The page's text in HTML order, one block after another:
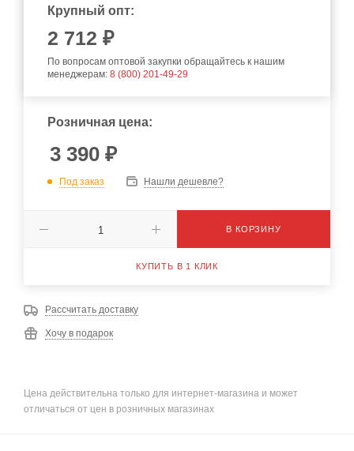
Крупный опт:
2 712 ₽
По вопросам оптовой закупки обращайтесь к нашим
менеджерам: 8 (800) 201-49-29
Розничная цена:
3 390 ₽
Под заказ Нашли дешевле?
В КОРЗИНУ
КУПИТЬ В 1 КЛИК
Рассчитать доставку
Хочу в подарок
Цена действительна только для интернет-магазина и может
отличаться от цен в розничных магазинах